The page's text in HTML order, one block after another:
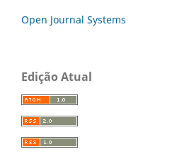
Open Journal Systems
Edição Atual